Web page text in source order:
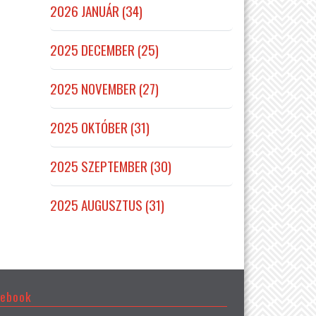
2026 JANUÁR (34)
2025 DECEMBER (25)
2025 NOVEMBER (27)
2025 OKTÓBER (31)
2025 SZEPTEMBER (30)
2025 AUGUSZTUS (31)